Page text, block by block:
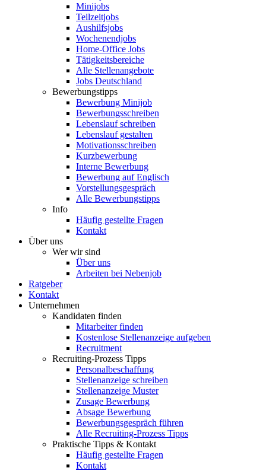
Minijobs
Teilzeitjobs
Aushilfsjobs
Wochenendjobs
Home-Office Jobs
Tätigkeitsbereiche
Alle Stellenangebote
Jobs Deutschland
Bewerbungstipps
Bewerbung Minijob
Bewerbungsschreiben
Lebenslauf schreiben
Lebenslauf gestalten
Motivationsschreiben
Kurzbewerbung
Interne Bewerbung
Bewerbung auf Englisch
Vorstellungsgespräch
Alle Bewerbungstipps
Info
Häufig gestellte Fragen
Kontakt
Über uns
Wer wir sind
Über uns
Arbeiten bei Nebenjob
Ratgeber
Kontakt
Unternehmen
Kandidaten finden
Mitarbeiter finden
Kostenlose Stellenanzeige aufgeben
Recruitment
Recruiting-Prozess Tipps
Personalbeschaffung
Stellenanzeige schreiben
Stellenanzeige Muster
Zusage Bewerbung
Absage Bewerbung
Bewerbungsgespräch führen
Alle Recruiting-Prozess Tipps
Praktische Tipps & Kontakt
Häufig gestellte Fragen
Kontakt